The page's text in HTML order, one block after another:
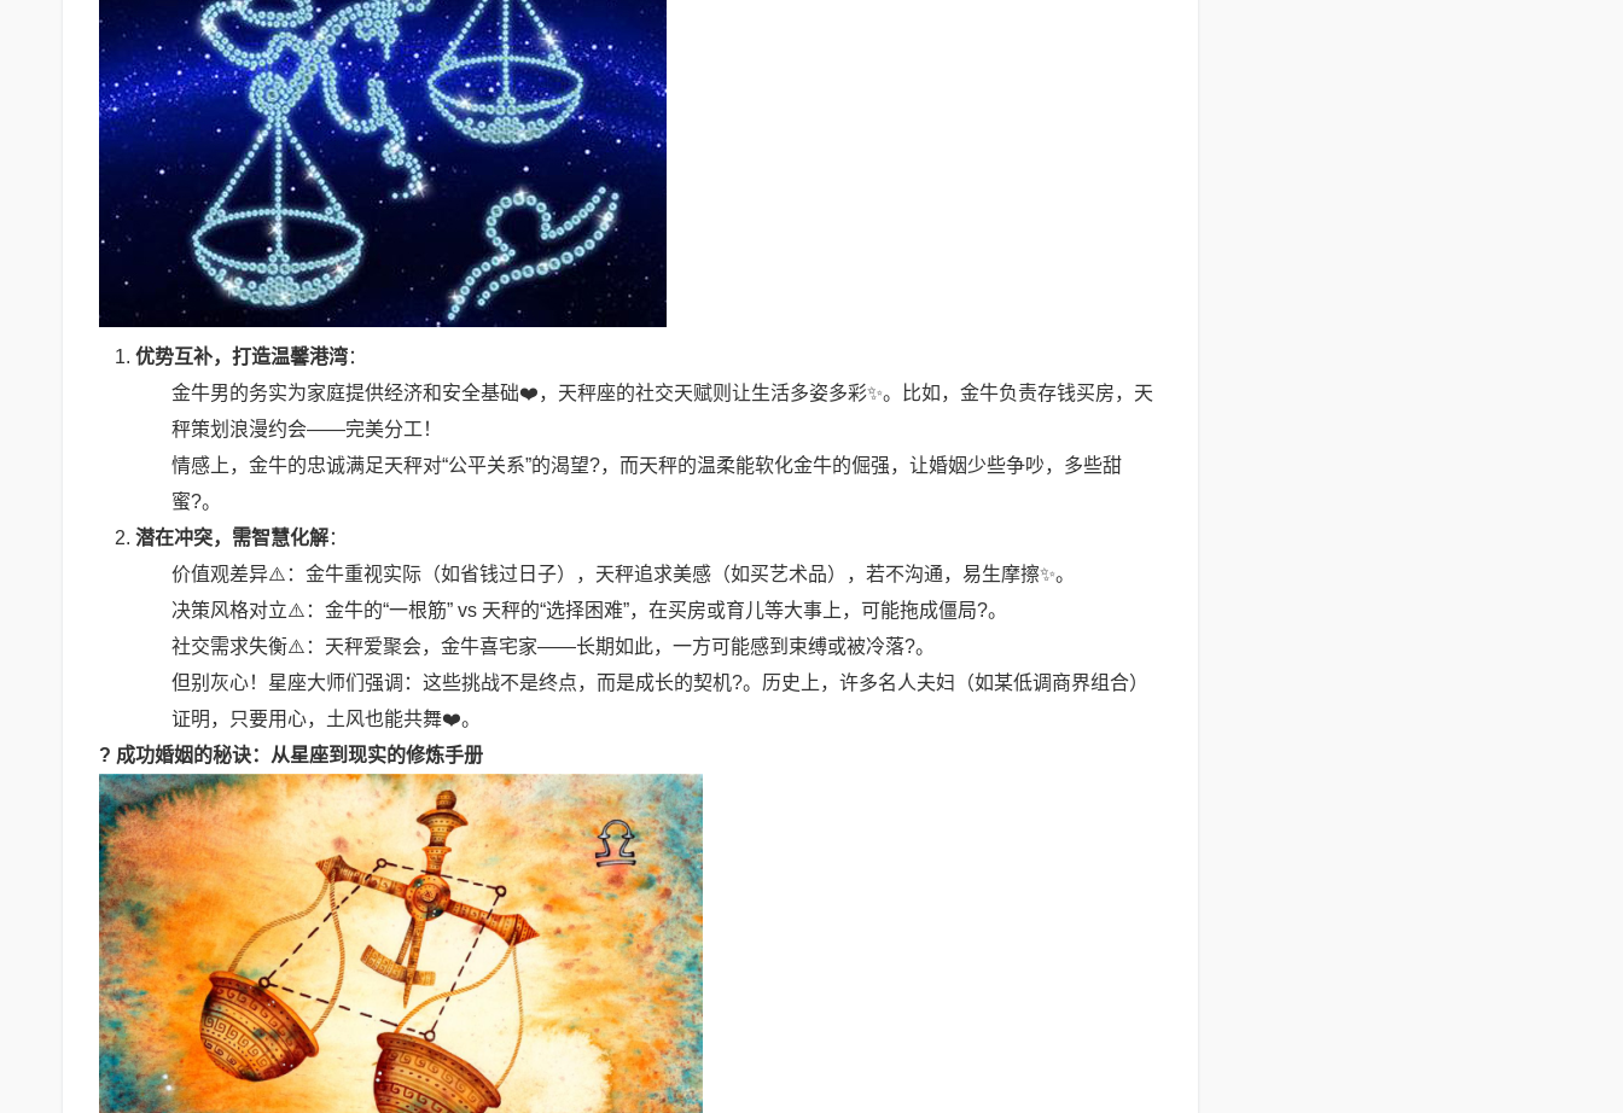
优势互补，打造温馨港湾：
金牛男的务实为家庭提供经济和安全基础❤️，天秤座的社交天赋则让生活多姿多彩✨。比如，金牛负责存钱买房，天
秤策划浪漫约会——完美分工！
情感上，金牛的忠诚满足天秤对“公平关系”的渴望?，而天秤的温柔能软化金牛的倔强，让婚姻少些争吵，多些甜
蜜?。
潜在冲突，需智慧化解：
价值观差异⚠️：金牛重视实际（如省钱过日子），天秤追求美感（如买艺术品），若不沟通，易生摩擦✨。
决策风格对立⚠️：金牛的“一根筋” vs 天秤的“选择困难”，在买房或育儿等大事上，可能拖成僵局?。
社交需求失衡⚠️：天秤爱聚会，金牛喜宅家——长期如此，一方可能感到束缚或被冷落?。
但别灰心！星座大师们强调：这些挑战不是终点，而是成长的契机?。历史上，许多名人夫妇（如某低调商界组合）
证明，只要用心，土风也能共舞❤️。
? 成功婚姻的秘诀：从星座到现实的修炼手册